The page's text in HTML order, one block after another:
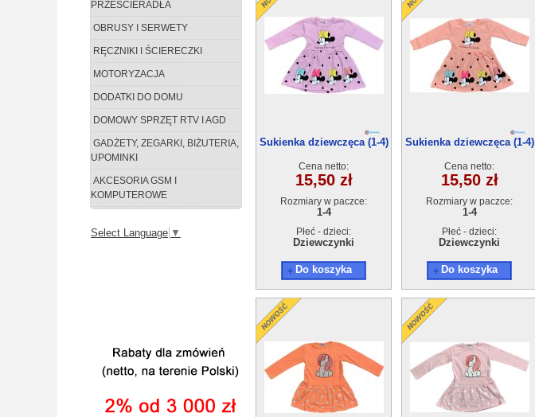
PRZEŚCIERADŁA
OBRUSY I SERWETY
RĘCZNIKI I ŚCIERECZKI
MOTORYZACJA
DODATKI DO DOMU
DOMOWY SPRZĘT RTV I AGD
GADŻETY, ZEGARKI, BIŻUTERIA,
UPOMINKI
AKCESORIA GSM I
KOMPUTEROWE
Select Language ▼
Sukienka dziewczęca (1-4)
Cena netto:
15,50 zł
Rozmiary w paczce:
1-4
Płeć - dzieci:
Dziewczynki
Do koszyka
Sukienka dziewczęca (1-4)
Cena netto:
15,50 zł
Rozmiary w paczce:
1-4
Płeć - dzieci:
Dziewczynki
Do koszyka